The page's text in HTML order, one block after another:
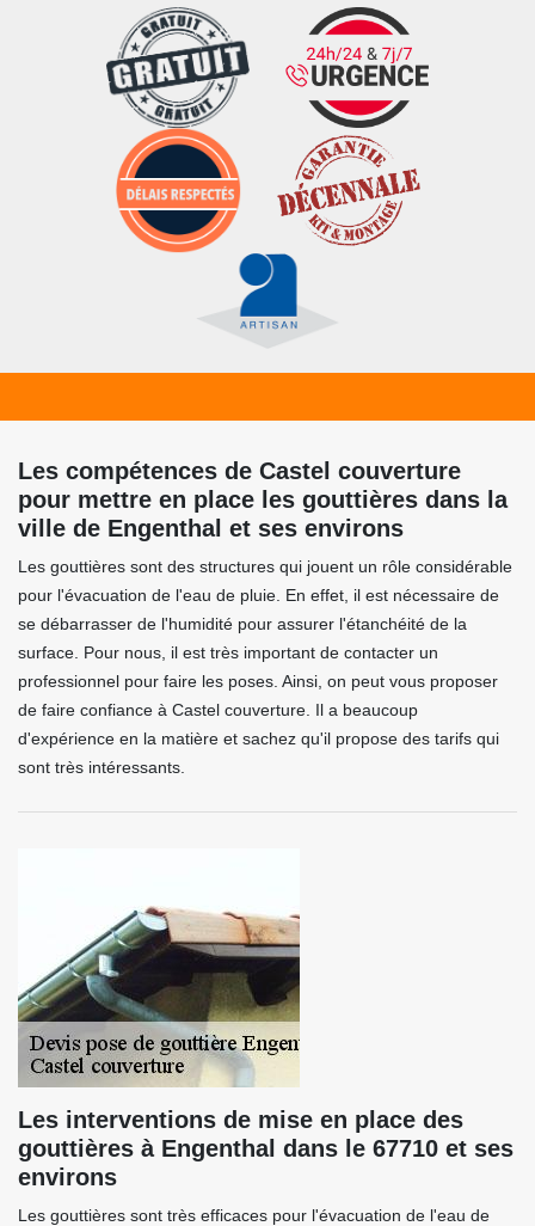
Les compétences de Castel couverture
pour mettre en place les gouttières dans la
ville de Engenthal et ses environs
Les gouttières sont des structures qui jouent un rôle considérable
pour l'évacuation de l'eau de pluie. En effet, il est nécessaire de
se débarrasser de l'humidité pour assurer l'étanchéité de la
surface. Pour nous, il est très important de contacter un
professionnel pour faire les poses. Ainsi, on peut vous proposer
de faire confiance à Castel couverture. Il a beaucoup
d'expérience en la matière et sachez qu'il propose des tarifs qui
sont très intéressants.
Les interventions de mise en place des
gouttières à Engenthal dans le 67710 et ses
environs
Les gouttières sont très efficaces pour l'évacuation de l'eau de